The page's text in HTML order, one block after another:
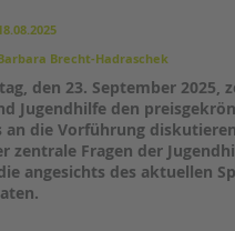
Sozialarbeit
Brecht-Hadraschek
den 23. September
Jugendhilfe den
an die Vorführung
zentrale Fragen der
angesichts des aktuellen